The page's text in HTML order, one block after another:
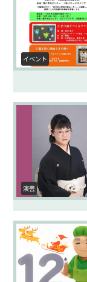
イベント
演芸